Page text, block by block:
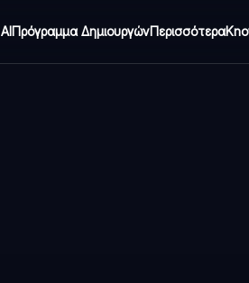
Πρόγραμμα ΔημιουργώνΠερισσότερα